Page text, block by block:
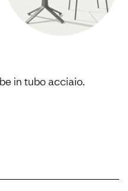
in tubo acciaio.